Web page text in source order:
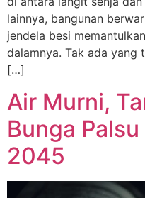
lainnya, bangunan
jendela besi
dalamnya. Tak ada yang
[…]
Air Murni,
Bunga
2045